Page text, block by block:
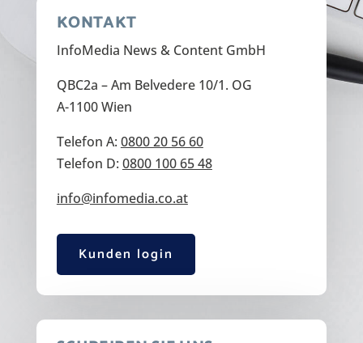
KONTAKT
InfoMedia News & Content GmbH
QBC2a – Am Belvedere 10/1. OG
A-1100 Wien
Telefon A: 0800 20 56 60
Telefon D: 0800 100 65 48
info@infomedia.co.at
Kunden login